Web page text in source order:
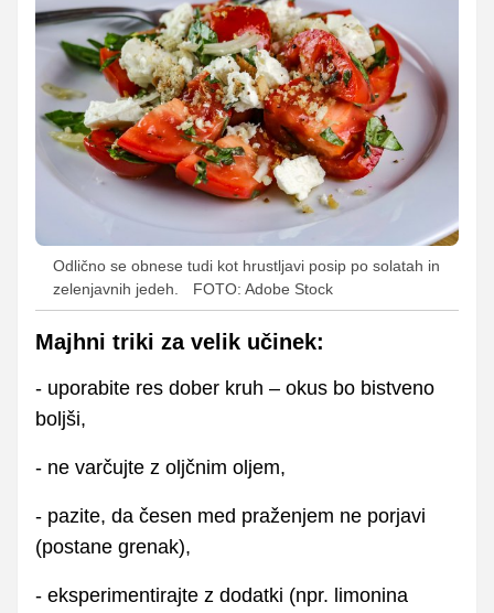
Odlično se obnese tudi kot hrustljavi posip po solatah in
zelenjavnih jedeh.
FOTO: Adobe Stock
Majhni triki za velik učinek:
- uporabite res dober kruh – okus bo bistveno
boljši,
- ne varčujte z oljčnim oljem,
- pazite, da česen med praženjem ne porjavi
(postane grenak),
- eksperimentirajte z dodatki (npr. limonina